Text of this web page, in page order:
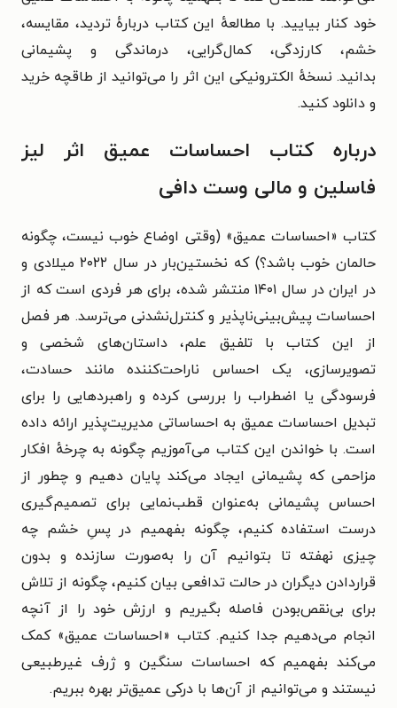
خود کنار بیایید. با مطالعهٔ این کتاب دربارهٔ تردید، مقایسه،
خشم، کارزدگی، کمال‌گرایی، درماندگی و پشیمانی
بدانید. نسخهٔ الکترونیکی این اثر را می‌توانید از طاقچه خرید
و دانلود کنید.
درباره کتاب احساسات عمیق اثر لیز
فاسلین و مالی وست دافی
کتاب «احساسات عمیق» (وقتی اوضاع خوب نیست، چگونه
حالمان خوب باشد؟) که نخستین‌بار در سال ۲۰۲۲ میلادی و
در ایران در سال ۱۴۰۱ منتشر شده، برای هر فردی است که از
احساسات پیش‌بینی‌ناپذیر و کنترل‌نشدنی می‌ترسد. هر فصل
از این کتاب با تلفیق علم، داستان‌های شخصی و
تصویرسازی، یک احساس ناراحت‌کننده مانند حسادت،
فرسودگی یا اضطراب را بررسی کرده و راهبردهایی را برای
تبدیل احساسات عمیق به احساساتی مدیریت‌پذیر ارائه داده
است. با خواندن این کتاب می‌آموزیم چگونه به چرخهٔ افکار
مزاحمی که پشیمانی ایجاد می‌کند پایان دهیم و چطور از
احساس پشیمانی به‌عنوان قطب‌نمایی برای تصمیم‌گیری
درست استفاده کنیم، چگونه بفهمیم در پسِ خشم چه
چیزی نهفته تا بتوانیم آن را به‌صورت سازنده و بدون
قراردادن دیگران در حالت تدافعی بیان کنیم، چگونه از تلاش
برای بی‌نقص‌بودن فاصله بگیریم و ارزش خود را از آنچه
انجام می‌دهیم جدا کنیم. کتاب «احساسات عمیق» کمک
می‌کند بفهمیم که احساسات سنگین و ژرف غیرطبیعی
نیستند و می‌توانیم از آن‌ها با درکی عمیق‌تر بهره ببریم.